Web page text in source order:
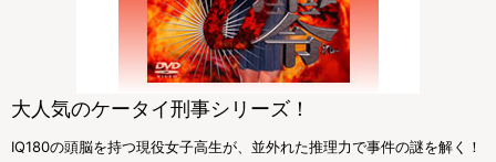
大人気のケータイ刑事シリーズ！
IQ180の頭脳を持つ現役女子高生が、並外れた推理力で事件の謎を解く！